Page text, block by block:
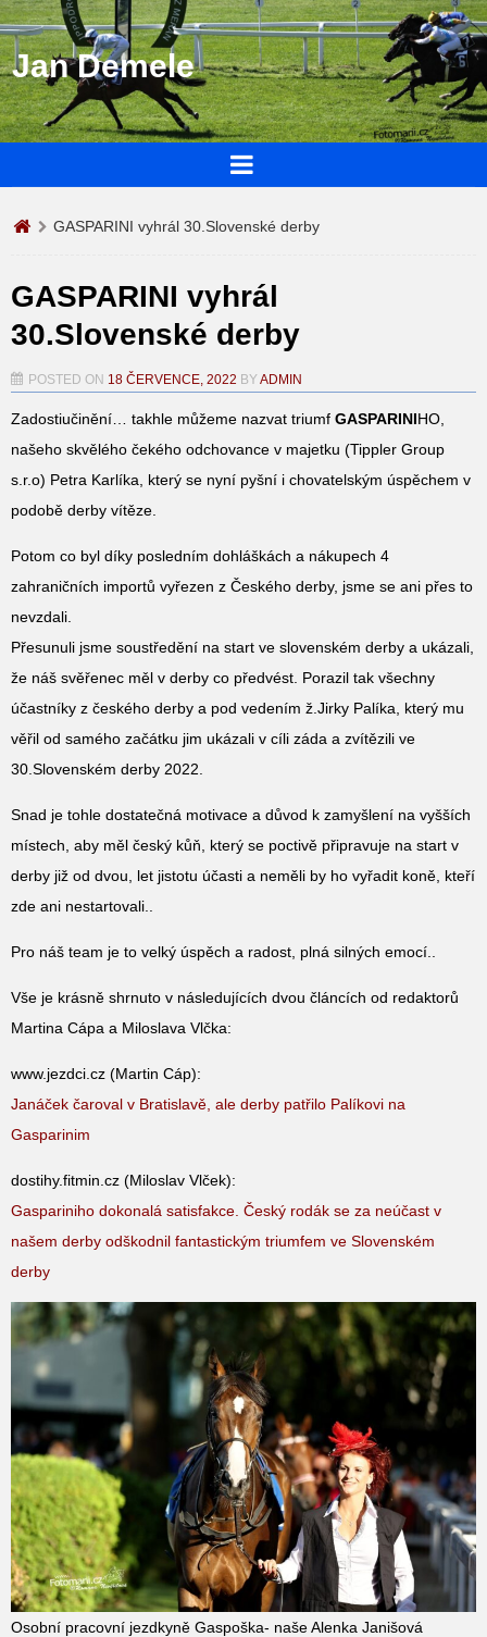
Jan Demele
GASPARINI vyhrál 30.Slovenské derby
GASPARINI vyhrál
30.Slovenské derby
POSTED ON 18 ČERVENCE, 2022 BYADMIN
Zadostiučinění… takhle můžeme nazvat triumf GASPARINIHO,
našeho skvělého čekého odchovance v majetku (Tippler Group
s.r.o) Petra Karlíka, který se nyní pyšní i chovatelským úspěchem v
podobě derby vítěze.
Potom co byl díky posledním dohláškách a nákupech 4
zahraničních importů vyřezen z Českého derby, jsme se ani přes to
nevzdali.
Přesunuli jsme soustředění na start ve slovenském derby a ukázali,
že náš svěřenec měl v derby co předvést. Porazil tak všechny
účastníky z českého derby a pod vedením ž.Jirky Palíka, který mu
věřil od samého začátku jim ukázali v cíli záda a zvítězili ve
30.Slovenském derby 2022.
Snad je tohle dostatečná motivace a důvod k zamyšlení na vyšších
místech, aby měl český kůň, který se poctivě připravuje na start v
derby již od dvou, let jistotu účasti a neměli by ho vyřadit koně, kteří
zde ani nestartovali..
Pro náš team je to velký úspěch a radost, plná silných emocí..
Vše je krásně shrnuto v následujících dvou článcích od redaktorů
Martina Cápa a Miloslava Vlčka:
www.jezdci.cz (Martin Cáp):
Janáček čaroval v Bratislavě, ale derby patřilo Palíkovi na
Gasparinim
dostihy.fitmin.cz (Miloslav Vlček):
Gaspariniho dokonalá satisfakce. Český rodák se za neúčast v
našem derby odškodnil fantastickým triumfem ve Slovenském
derby
Osobní pracovní jezdkyně Gaspoška- naše Alenka Janišová